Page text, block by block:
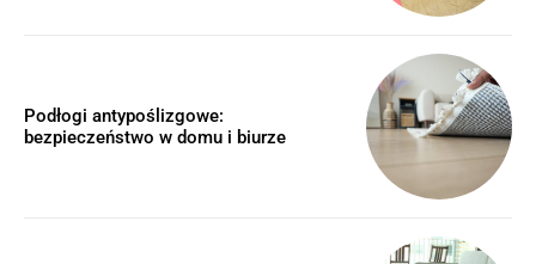
Podłogi antypoślizgowe:
bezpieczeństwo w domu i biurze